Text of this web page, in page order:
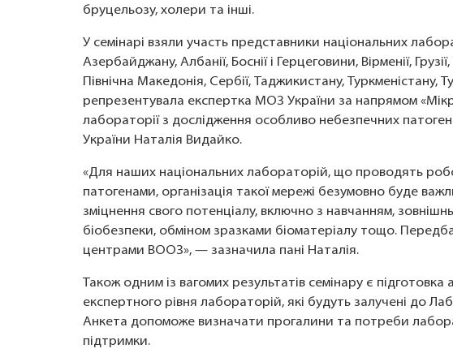
бруцельозу, холери та інші.
У семінарі взяли участь представники національних
Азербайджану, Албанії, Боснії і Герцеговини, Вірменії,
Північна Македонія, Сербії, Таджикистану, Туркменістану,
репрезентувала експертка МОЗ України за напрямом
лабораторії з дослідження особливо небезпечних
України Наталія Видайко.
«Для наших національних лабораторій, що проводять
патогенами, організація такої мережі безумовно буде
зміцнення свого потенціалу, включно з навчанням,
біобезпеки, обміном зразками біоматеріалу тощо.
центрами ВООЗ», — зазначила пані Наталія.
Також одним із вагомих результатів семінару є
експертного рівня лабораторій, які будуть залучені до
Анкета допоможе визначати прогалини та потреби
підтримки.